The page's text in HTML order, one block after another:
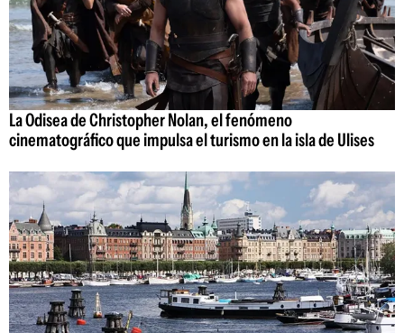
La Odisea de Christopher Nolan, el fenómeno
cinematográfico que impulsa el turismo en la isla de Ulises